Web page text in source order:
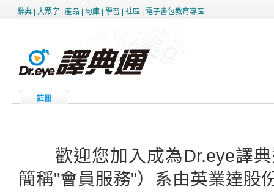
辭典 大眾字 産品 句庫 學習 社區 電子書包教育專區
註冊
歡迎您加入成為Dr.eye譯典
簡稱"會員服務"）系由英業達股